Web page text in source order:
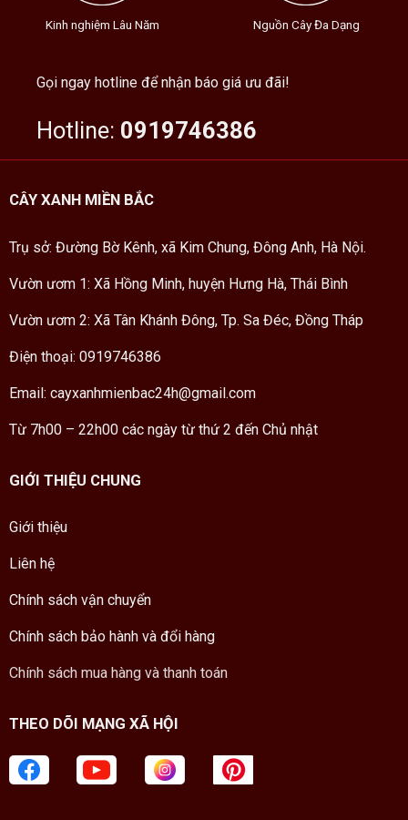
Kinh nghiệm Lâu Năm Nguồn Cây Đa Dạng
Gọi ngay hotline để nhận báo giá ưu đãi!
Hotline: 0919746386
CÂY XANH MIỀN BẮC
Trụ sở: Đường Bờ Kênh, xã Kim Chung, Đông Anh, Hà Nội.
Vườn ươm 1: Xã Hồng Minh, huyện Hưng Hà, Thái Bình
Vườn ươm 2: Xã Tân Khánh Đông, Tp. Sa Đéc, Đồng Tháp
Điện thoại: 0919746386
Email: cayxanhmienbac24h@gmail.com
Từ 7h00 – 22h00 các ngày từ thứ 2 đến Chủ nhật
GIỚI THIỆU CHUNG
Giới thiệu
Liên hệ
Chính sách vận chuyển
Chính sách bảo hành và đổi hàng
Chính sách mua hàng và thanh toán
THEO DÕI MẠNG XÃ HỘI